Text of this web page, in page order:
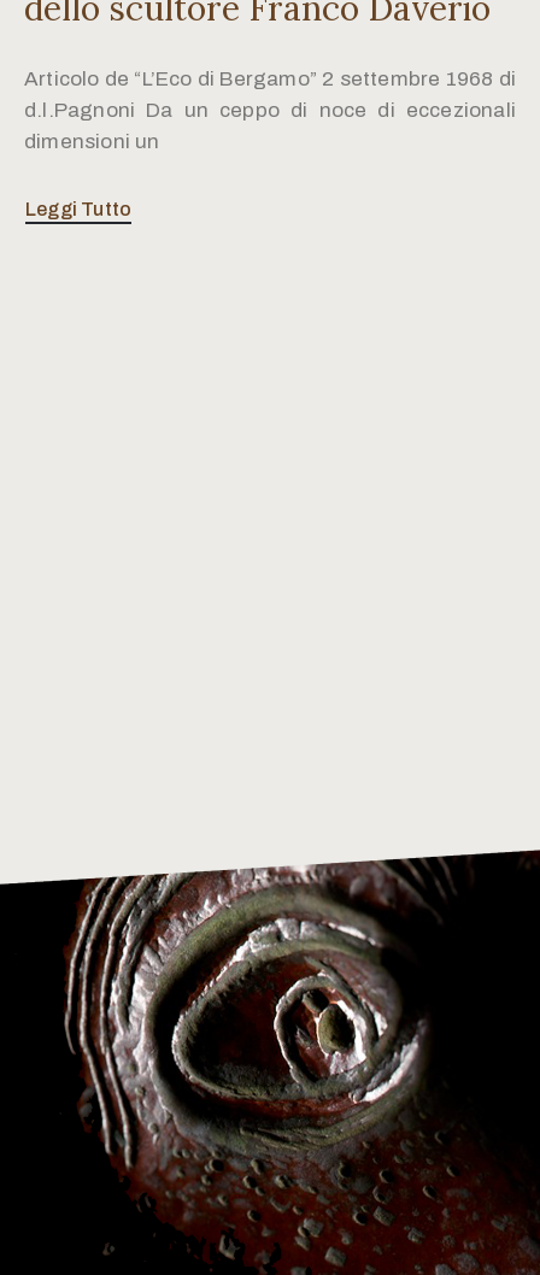
Articolo de “L’Eco di Bergamo” 2 settembre 1968 di
d.l.Pagnoni Da un ceppo di noce di eccezionali
dimensioni un
Leggi Tutto